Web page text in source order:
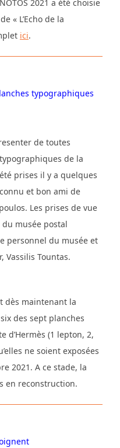
2021 a été choisie
« L’Echo de la
ici.
typographiques
de toutes
de la
prises il y a quelques
et bon ami de
Les prises de vue
musée postal
personnel du musée et
Vassilis Tountas.
dès maintenant la
des sept planches
d’Hermès (1 lepton, 2,
ne soient exposées
2021. A ce stade, la
en reconstruction.